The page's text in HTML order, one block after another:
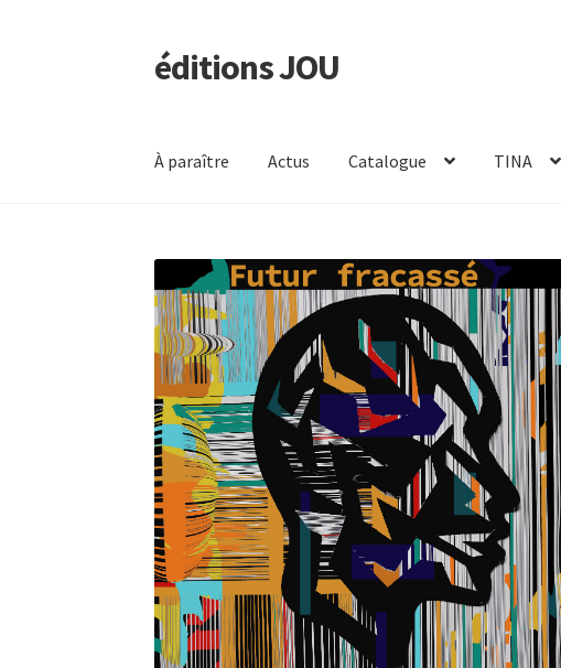
Aller
à
Aller
au
éditions JOU
À paraître Actus Catalogue TINA